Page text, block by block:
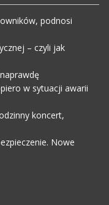
podnosi
– czyli jak
w sytuacji awarii
koncert,
Nowe